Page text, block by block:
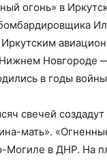
огонь» в
Новгороде
в годы
свечей
мать».
Могиле в ДНР. На